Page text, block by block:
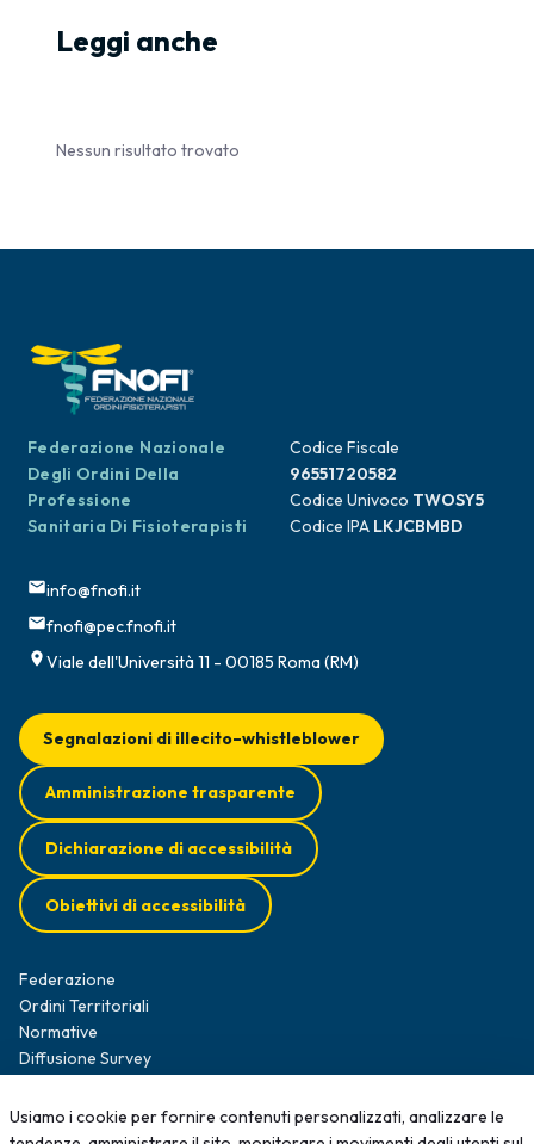
Leggi anche
Nessun risultato trovato
Federazione Nazionale
Degli Ordini Della
Professione
Sanitaria Di Fisioterapisti
Codice Fiscale
96551720582
Codice Univoco TWOSY5
Codice IPA LKJCBMBD
info@fnofi.it
fnofi@pec.fnofi.it
Viale dell'Università 11 - 00185 Roma (RM)
Federazione
Ordini Territoriali
Normative
Diffusione Survey
Formazione
News
Segnalazioni di illecito–whistleblower
Amministrazione trasparente
Dichiarazione di accessibilità
Obiettivi di accessibilità
Usiamo i cookie per fornire contenuti personalizzati, analizzare le